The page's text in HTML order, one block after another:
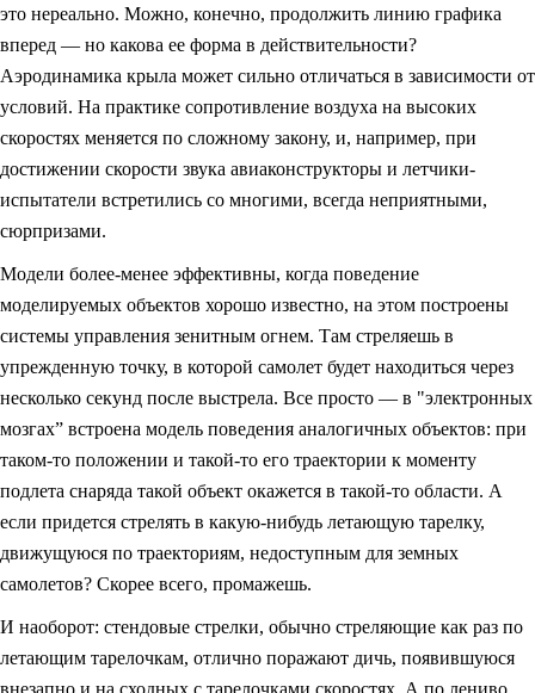
это нереально. Можно, конечно, продолжить линию графика
вперед — но какова ее форма в действительности?
Аэродинамика крыла может сильно отличаться в зависимости от
условий. На практике сопротивление воздуха на высоких
скоростях меняется по сложному закону, и, например, при
достижении скорости звука авиаконструкторы и летчики-
испытатели встретились со многими, всегда неприятными,
сюрпризами.
Модели более-менее эффективны, когда поведение
моделируемых объектов хорошо известно, на этом построены
системы управления зенитным огнем. Там стреляешь в
упрежденную точку, в которой самолет будет находиться через
несколько секунд после выстрела. Все просто — в "электронных
мозгах” встроена модель поведения аналогичных объектов: при
таком-то положении и такой-то его траектории к моменту
подлета снаряда такой объект окажется в такой-то области. А
если придется стрелять в какую-нибудь летающую тарелку,
движущуюся по траекториям, недоступным для земных
самолетов? Скорее всего, промажешь.
И наоборот: стендовые стрелки, обычно стреляющие как раз по
летающим тарелочкам, отлично поражают дичь, появившуюся
внезапно и на сходных с тарелочками скоростях. А по лениво